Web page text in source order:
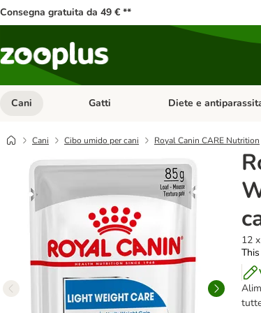
Consegna gratuita da 49 € **
Cani Apri Menu Categoria: Cani
Gatti Apri Menu Categoria:
Diete e
Cani Cibo umido per cani Royal Canin CARE Nutrition
12